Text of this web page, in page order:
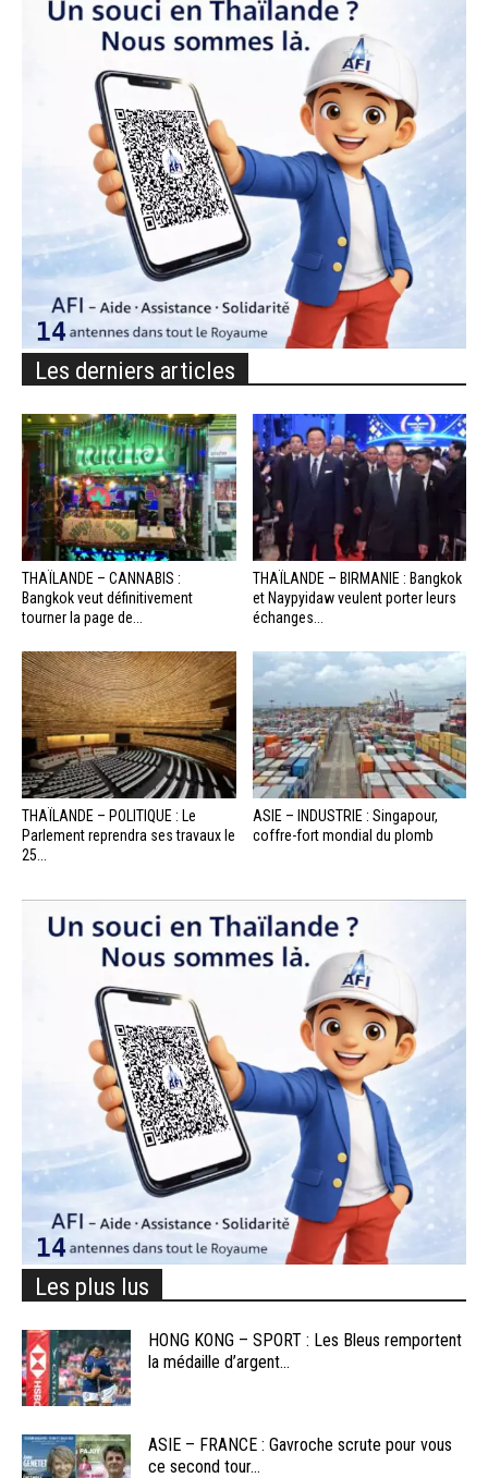
Les derniers articles
THAÏLANDE – CANNABIS :
Bangkok veut définitivement
tourner la page de...
THAÏLANDE – BIRMANIE : Bangkok
et Naypyidaw veulent porter leurs
échanges...
THAÏLANDE – POLITIQUE : Le
Parlement reprendra ses travaux le
25...
ASIE – INDUSTRIE : Singapour,
coffre-fort mondial du plomb
Les plus lus
HONG KONG – SPORT : Les Bleus remportent
la médaille d’argent...
ASIE – FRANCE : Gavroche scrute pour vous
ce second tour...